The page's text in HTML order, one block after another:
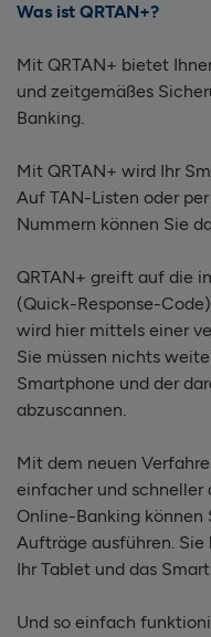
Was ist QRTAN+?
Mit QRTAN+ bietet
und zeitgemäßes
Banking.
Mit QRTAN+ wird Ihr
Auf TAN-Listen oder
Nummern können Sie
QRTAN+ greift auf die
(Quick-Response-
wird hier mittels einer
Sie müssen nichts
Smartphone und der
abzuscannen.
Mit dem neuen
einfacher und schneller
Online-Banking können
Aufträge ausführen. Sie
Ihr Tablet und das
Und so einfach